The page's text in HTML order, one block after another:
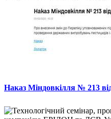
Наказ Міндовкілля № 213